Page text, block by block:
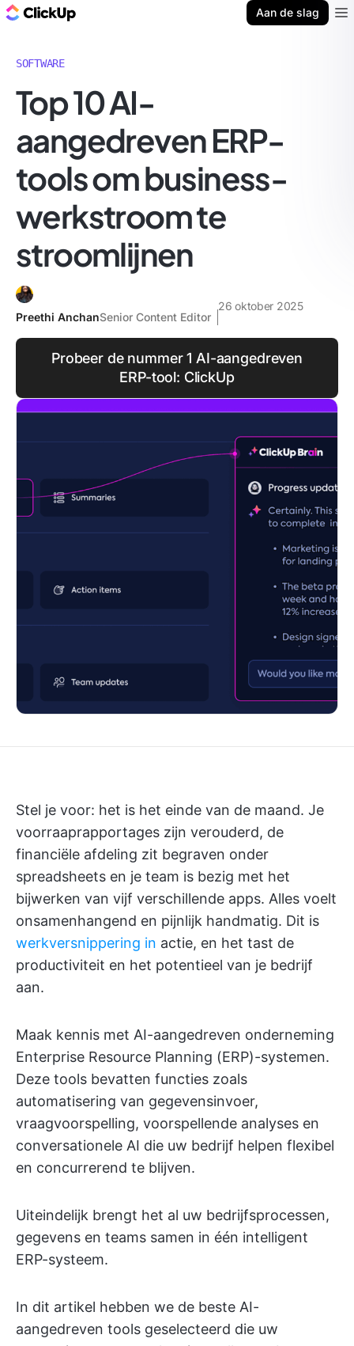
Aan de slag
SOFTWARE
Top 10 AI-
aangedreven ERP-
tools om business-
werkstroom te
stroomlijnen
Preethi AnchanSenior Content Editor
26 oktober 2025
Probeer de nummer 1 AI-aangedreven
ERP-tool: ClickUp
Stel je voor: het is het einde van de maand. Je
voorraaprapportages zijn verouderd, de
financiële afdeling zit begraven onder
spreadsheets en je team is bezig met het
bijwerken van vijf verschillende apps. Alles voelt
onsamenhangend en pijnlijk handmatig. Dit is
werkversnippering in actie, en het tast de
productiviteit en het potentieel van je bedrijf
aan.
Maak kennis met AI-aangedreven onderneming
Enterprise Resource Planning (ERP)-systemen.
Deze tools bevatten functies zoals
automatisering van gegevensinvoer,
vraagvoorspelling, voorspellende analyses en
conversationele AI die uw bedrijf helpen flexibel
en concurrerend te blijven.
Uiteindelijk brengt het al uw bedrijfsprocessen,
gegevens en teams samen in één intelligent
ERP-systeem.
In dit artikel hebben we de beste AI-
aangedreven tools geselecteerd die uw